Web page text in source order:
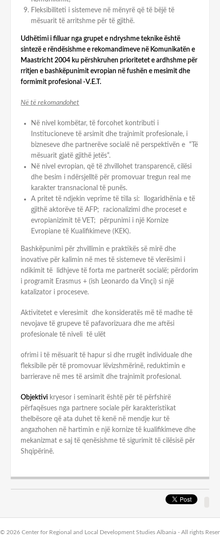
Fleksibiliteti i sistemeve në mënyrë që të bëjë të
mësuarit të arritshme për të gjithë.
Udhëtimi i filluar nga grupet e ndryshme teknike është
sintezë e rëndësishme e rekomandimeve në Komunikatën e
Maastricht 2004 ku përshkruhen prioritetet e ardhshme për
rritjen e bashkëpunimit evropian në fushën e mesimit dhe
formimit profesional -V.E.T.
Në të rekomandohet
Në nivel kombëtar, të forcohet kontributi i
Institucioneve të arsimit dhe trajnimit profesionale, i
bizneseve dhe partnerëve socialë në perspektivën e “Të
mësuarit gjatë gjithë jetës“.
Në nivel evropian, që të zhvillohet transparencë, cilësi
dhe besim i ndërsjelltë për promovuar tregun real me
karakter transnacional të punës.
A pritet të ndjekin veprime të tilla si: llogaridhënia e të
gjithë aktorëve të AFP; racionalizimi dhe proceset e
evropianizimit të VET; përpunimi i një Kornize
Evropiane të Kualifikimeve (KEK).
Bashkëpunimi për zhvillimin e praktikës së mirë dhe
inovative për kalimin në mes të sistemeve të vlerësimi i
ndikimit të lidhjeve të forta me partnerët socialë; përdorim
i programit Erasmus + (ish Leonardo da Vinçi) si një
katalizator i proceseve.
Aktivitetet e vleresimit dhe konsideratës më të madhe të
nevojave të grupeve të pafavorizuara dhe me aftësi
profesionale të niveli të ulët
ofrimi i të mësuarit të hapur si dhe rrugët individuale dhe
fleksibile për të promovuar lëvizshmërinë, reduktimin e
barrierave në mes të arsimit dhe trajnimit profesional.
Objektivi kryesor i seminarit është për të përfshirë
përfaqësues nga partnere sociale për karakteristikat
thelbësore që ata duhet të kenë në mendje kur të
angazhohen në hartimin e një kornize të kualifikimeve dhe
mekanizmat e saj të qenësishme të sigurimit të cilësisë për
Shqipërinë.
© 2026 Center for Regional and Local Development Studies Albania - All rights